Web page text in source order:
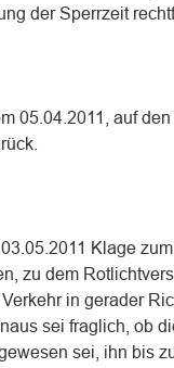
der Sperrzeit
05.04.2011, auf
Klage
zu dem
in gerader
sei fraglich, ob
sei, ihn bis